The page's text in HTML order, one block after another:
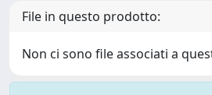
File in questo prodotto:
Non ci sono file associati a